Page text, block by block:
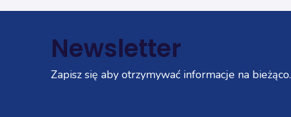
Newsletter
Zapisz się aby otrzymywać informacje na bieżąco.